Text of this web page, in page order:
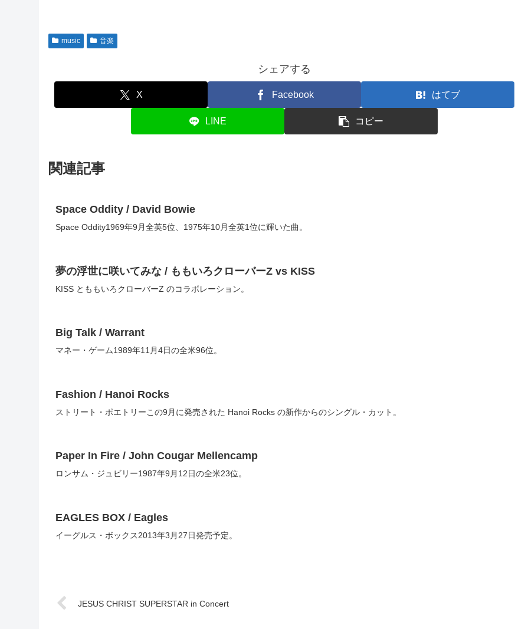
music 音楽
シェアする
X Facebook はてブ
LINE コピー
関連記事
Space Oddity / David Bowie
Space Oddity1969年9月全英5位、1975年10月全英1位に輝いた曲。
夢の浮世に咲いてみな / ももいろクローバーZ vs KISS
KISS とももいろクローバーZ のコラボレーション。
Big Talk / Warrant
マネー・ゲーム1989年11月4日の全米96位。
Fashion / Hanoi Rocks
ストリート・ポエトリーこの9月に発売された Hanoi Rocks の新作からのシングル・カット。
Paper In Fire / John Cougar Mellencamp
ロンサム・ジュビリー1987年9月12日の全米23位。
EAGLES BOX / Eagles
イーグルス・ボックス2013年3月27日発売予定。
JESUS CHRIST SUPERSTAR in Concert